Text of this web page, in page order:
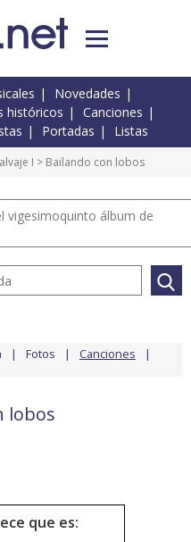
Novedades
históricos
Canciones
Portadas Listas
I > Bailando con lobos
vigesimoquinto álbum de
Fotos Canciones
lobos
que es: